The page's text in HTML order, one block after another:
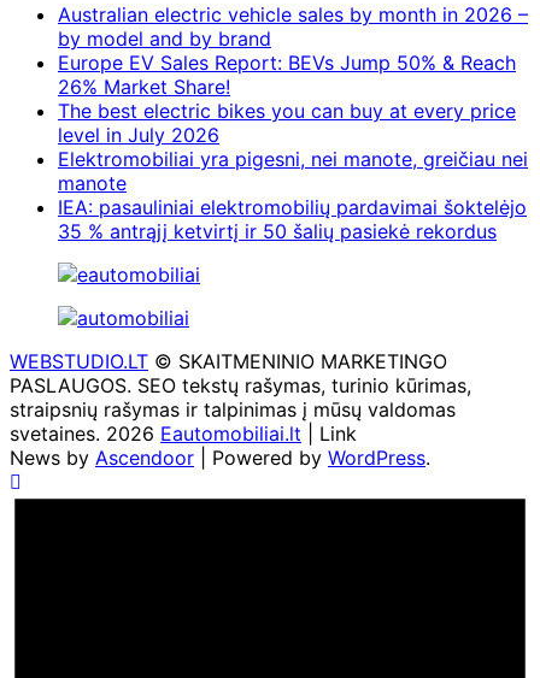
Australian electric vehicle sales by month in 2026 –
by model and by brand
Europe EV Sales Report: BEVs Jump 50% & Reach
26% Market Share!
The best electric bikes you can buy at every price
level in July 2026
Elektromobiliai yra pigesni, nei manote, greičiau nei
manote
IEA: pasauliniai elektromobilių pardavimai šoktelėjo
35 % antrąjį ketvirtį ir 50 šalių pasiekė rekordus
WEBSTUDIO.LT © SKAITMENINIO MARKETINGO
PASLAUGOS. SEO tekstų rašymas, turinio kūrimas,
straipsnių rašymas ir talpinimas į mūsų valdomas
svetaines. 2026 Eautomobiliai.lt | Link
News by Ascendoor | Powered by WordPress.